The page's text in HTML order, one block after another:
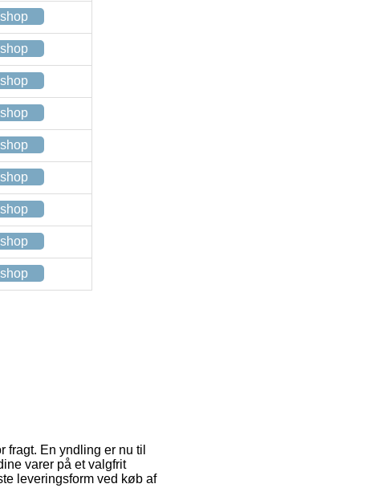
fragt. En yndling er nu til
varer på et valgfrit
leveringsform ved køb af